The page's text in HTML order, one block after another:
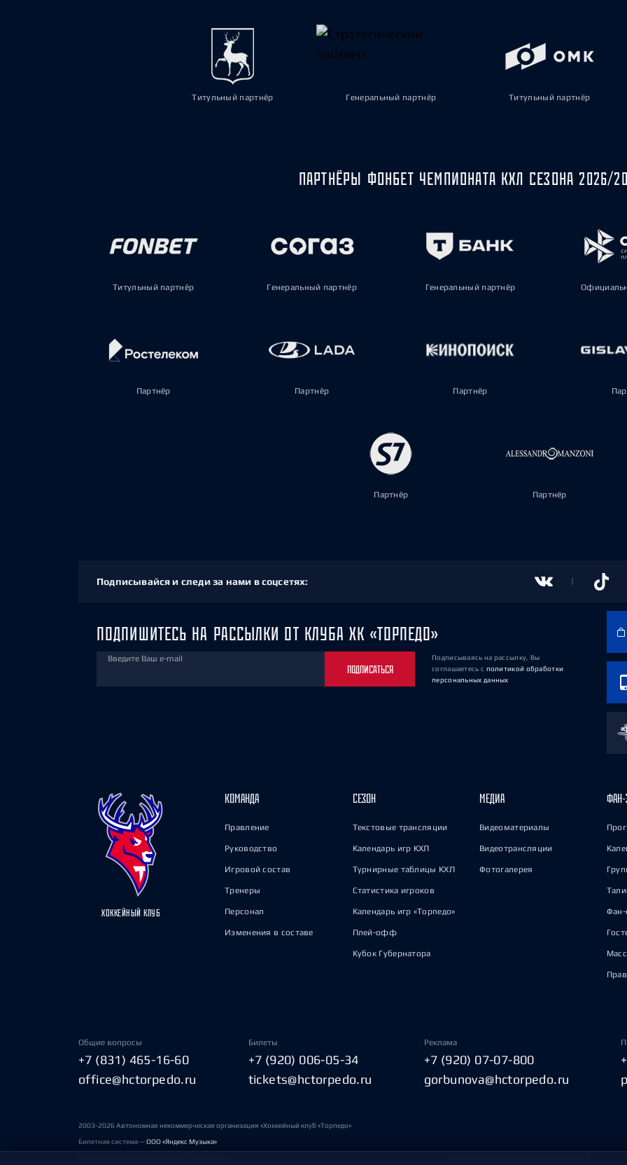
Титульный партнёр Генеральный партнёр Титульный партнёр
ПАРТНЁРЫ ФОНБЕТ ЧЕМПИОНАТА КХЛ СЕЗОНА 2026/
Титульный партнёр Генеральный партнёр Генеральный партнёр
Партнёр Партнёр Партнёр
Партнёр Партнёр
Подписывайся и следи за нами в соцсетях:
ПОДПИШИТЕСЬ НА РАССЫЛКИ ОТ КЛУБА ХК «ТОРПЕДО»
Введите Ваш e-mail
ПОДПИСАТЬСЯ
Подписываясь на рассылку, Вы
соглашаетесь с политикой обработки
персональных данных
ХОККЕЙНЫЙ КЛУБ
КОМАНДА
Правление
Руководство
Игровой состав
Тренеры
Персонал
Изменения в составе
СЕЗОН
Текстовые трансляции
Календарь игр КХЛ
Турнирные таблицы КХЛ
Статистика игроков
Календарь игр «Торпедо»
Плей-офф
Кубок Губернатора
МЕДИА
Видеоматериалы
Видеотрансляции
Фотогалерея
ФАН-
Фан-
Общие вопросы
+7 (831) 465-16-60
office@hctorpedo.ru
Билеты
+7 (920) 006-05-34
tickets@hctorpedo.ru
Реклама
+7 (920) 07-07-800
gorbunova@hctorpedo.ru
2003-2026 Автономная некоммерческая организация «Хоккейный клуб «Торпедо»
Билетная система —ООО «Яндекс Музыка»